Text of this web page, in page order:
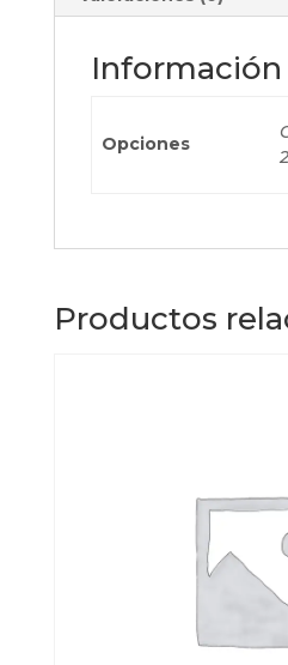
Opciones
2
Productos